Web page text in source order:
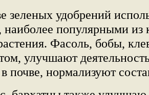
зеленых удобрений
наиболее популярными из
Фасоль, бобы,
улучшают
почве, нормализуют